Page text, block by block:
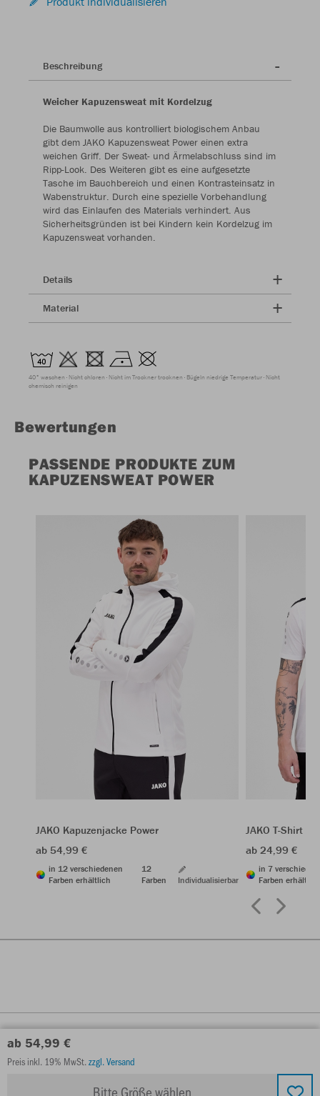
ab 54,99 €
Preis inkl. 19% MwSt.zzgl. Versand
Bitte Größe wählen
Beschreibung
Weicher Kapuzensweat mit Kordelzug
Die Baumwolle aus kontrolliert biologischem Anbau
gibt dem JAKO Kapuzensweat Power einen extra
weichen Griff. Der Sweat- und Ärmelabschluss sind im
Ripp-Look. Des Weiteren gibt es eine aufgesetzte
Tasche im Bauchbereich und einen Kontrasteinsatz in
Wabenstruktur. Durch eine spezielle Vorbehandlung
wird das Einlaufen des Materials verhindert. Aus
Sicherheitsgründen ist bei Kindern kein Kordelzug im
Kapuzensweat vorhanden.
Details
Material
40° waschen Nicht chloren Nicht im Trockner trocknen Bügeln niedrige Temperatur Nicht
chemisch reinigen
Bewertungen
PASSENDE PRODUKTE ZUM
KAPUZENSWEAT POWER
JAKO Kapuzenjacke Power
ab 54,99 €
in 12 verschiedenen
Farben erhältlich
12
Farben
Individualisierbar
JAKO T-Shirt
ab 24,99 €
in 7
Farben